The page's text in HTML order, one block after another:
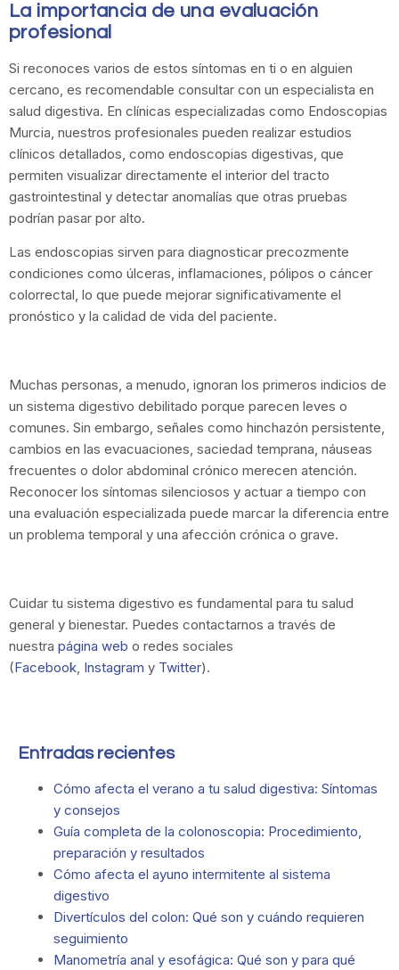
La importancia de una evaluación
profesional
Si reconoces varios de estos síntomas en ti o en alguien
cercano, es recomendable consultar con un especialista en
salud digestiva. En clínicas especializadas como Endoscopias
Murcia, nuestros profesionales pueden realizar estudios
clínicos detallados, como endoscopias digestivas, que
permiten visualizar directamente el interior del tracto
gastrointestinal y detectar anomalías que otras pruebas
podrían pasar por alto.
Las endoscopias sirven para diagnosticar precozmente
condiciones como úlceras, inflamaciones, pólipos o cáncer
colorrectal, lo que puede mejorar significativamente el
pronóstico y la calidad de vida del paciente.
Muchas personas, a menudo, ignoran los primeros indicios de
un sistema digestivo debilitado porque parecen leves o
comunes. Sin embargo, señales como hinchazón persistente,
cambios en las evacuaciones, saciedad temprana, náuseas
frecuentes o dolor abdominal crónico merecen atención.
Reconocer los síntomas silenciosos y actuar a tiempo con
una evaluación especializada puede marcar la diferencia entre
un problema temporal y una afección crónica o grave.
Cuidar tu sistema digestivo es fundamental para tu salud
general y bienestar. Puedes contactarnos a través de
nuestra página web o redes sociales
(Facebook, Instagram y Twitter).
Entradas recientes
Cómo afecta el verano a tu salud digestiva: Síntomas
y consejos
Guía completa de la colonoscopia: Procedimiento,
preparación y resultados
Cómo afecta el ayuno intermitente al sistema
digestivo
Divertículos del colon: Qué son y cuándo requieren
seguimiento
Manometría anal y esofágica: Qué son y para qué